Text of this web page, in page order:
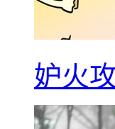
妒火